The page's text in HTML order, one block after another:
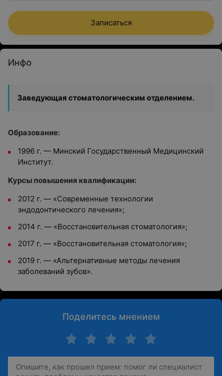
Записаться
Инфо
Заведующая стоматологическим отделением.
Образование:
1996 г. — Минский Государственный Медицинский
Институт.
Курсы повышения квалификации:
2012 г. — «Современные технологии
эндодонтического лечения»;
2014 г. — «Восстановительная стоматология»;
2017 г. — «Восстановительная стоматология»;
2019 г. — «Альтернативные методы лечения
заболеваний зубов».
Поделитесь мнением